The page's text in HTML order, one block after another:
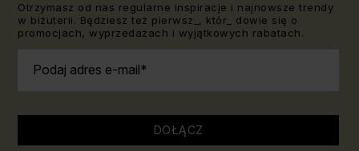
Otrzymasz od nas regularne inspiracje i najnowsze trendy
w biżuterii. Będziesz też pierwsz_, któr_ dowie się o
promocjach, wyprzedażach i wyjątkowych rabatach.
Podaj adres e-mail
DOŁĄCZ